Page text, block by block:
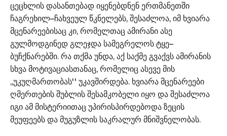
ცეცხლის დასანთებად იყენებდნენ ერთმანეთში
ჩაგრეხილ–ჩახვეულ წკნელებს, შესაძლოა, იმ ხვიარა
მცენარეებისაც კი, რომელთაც ამირანი ასე
გულმოდგინედ გლეჯდა სამეგრელოს ტყე–
ბუჩქნარებში. რა თქმა უნდა, აქ საქმე გვაქვს ამირანის
სხვა მოტივაციასთანაც, რომელიც ასევე მის
,,უკუღმართობას'' უკავშირდება. ხვიარა მცენარეები
ღმერთების შუბლის შესამკობელი იყო და შესაძლოა
იგი ამ მისტერიითაც უპირისპირდებოდა ზეცის
მეუფეებს და მუგუზლის საკრალურ მნიშვნელობას.